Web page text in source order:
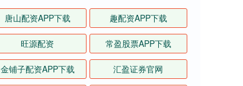
唐山配资APP下载 趣配资APP下载
旺源配资 常盈股票APP下载
金铺子配资APP下载 汇盈证券官网